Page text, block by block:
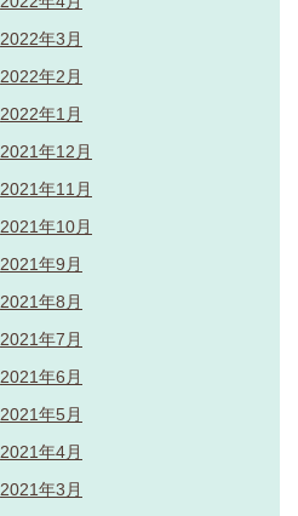
2022年3月
2022年2月
2022年1月
2021年12月
2021年11月
2021年10月
2021年9月
2021年8月
2021年7月
2021年6月
2021年5月
2021年4月
2021年3月